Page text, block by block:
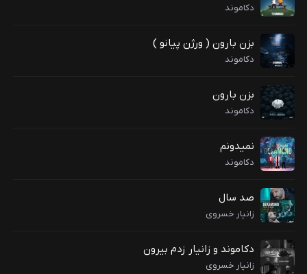
دکاموند
بزن بارون ( ورژن پیانو )
دکاموند
بزن بارون
دکاموند
نمیدونم
دکاموند
صد سال
زانیار خسروی
دکاموند و زانیار زدم بیرون
زانیار خسروی